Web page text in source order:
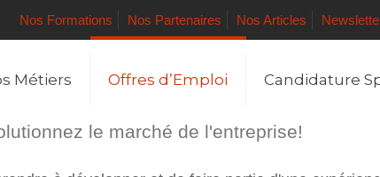
Nos Formations Nos Partenaires Nos Articles
Métiers Offres d’Emploi Candidature
le marché de l'entreprise!